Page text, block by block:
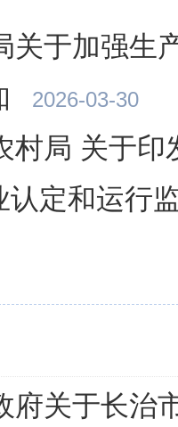
关于加强生
2026-03-30
村局 关于印
认定和运行
府关于长治